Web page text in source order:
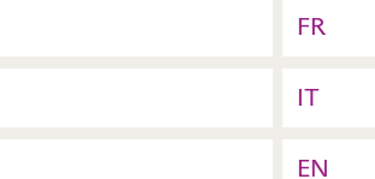
FR
IT
EN